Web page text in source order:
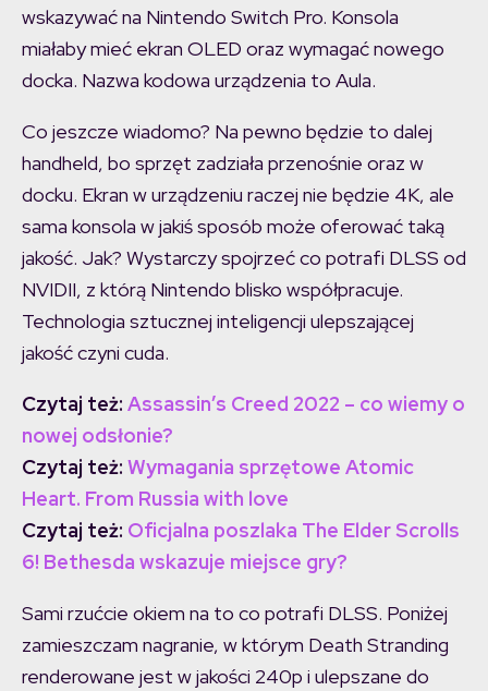
wskazywać na Nintendo Switch Pro. Konsola
miałaby mieć ekran OLED oraz wymagać nowego
docka. Nazwa kodowa urządzenia to Aula.
Co jeszcze wiadomo? Na pewno będzie to dalej
handheld, bo sprzęt zadziała przenośnie oraz w
docku. Ekran w urządzeniu raczej nie będzie 4K, ale
sama konsola w jakiś sposób może oferować taką
jakość. Jak? Wystarczy spojrzeć co potrafi DLSS od
NVIDII, z którą Nintendo blisko współpracuje.
Technologia sztucznej inteligencji ulepszającej
jakość czyni cuda.
Czytaj też: Assassin’s Creed 2022 – co wiemy o
nowej odsłonie?
Czytaj też: Wymagania sprzętowe Atomic
Heart. From Russia with love
Czytaj też: Oficjalna poszlaka The Elder Scrolls
6! Bethesda wskazuje miejsce gry?
Sami rzućcie okiem na to co potrafi DLSS. Poniżej
zamieszczam nagranie, w którym Death Stranding
renderowane jest w jakości 240p i ulepszane do